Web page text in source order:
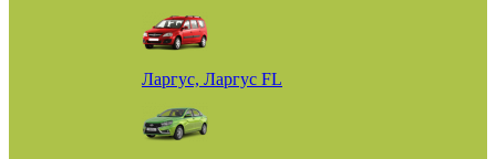
Ларгус, Ларгус FL